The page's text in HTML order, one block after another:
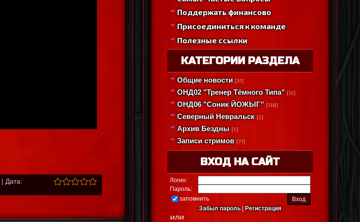
| Дата:
Поддержать финансово
Присоединиться к команде
Полезные ссылки
КАТЕГОРИИ РАЗДЕЛА
Общие новости [31]
ОНД02 "Тренер Тёмного Типа" [12]
ОНД06 "Соник ЙОЖЫГ" [138]
Северный Невральск [2]
Архив Бездны [5]
Записи стримов [77]
ВХОД НА САЙТ
Логин:
Пароль:
запомнить
Забыл пароль|Регистрация
или